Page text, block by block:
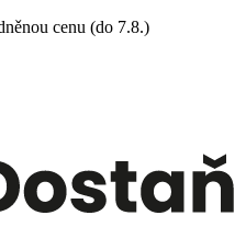
cenu (do 7.8.)